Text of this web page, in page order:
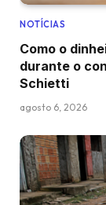
NOTÍCIAS
Como o
durante o
Schietti
agosto 6, 2026